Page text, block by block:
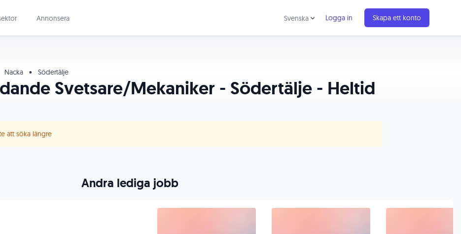
Annonsera Svenska Logga in Skapa ett konto
Nacka • Södertälje
Svetsare/Mekaniker - Södertälje - Heltid
att söka längre
Andra lediga jobb